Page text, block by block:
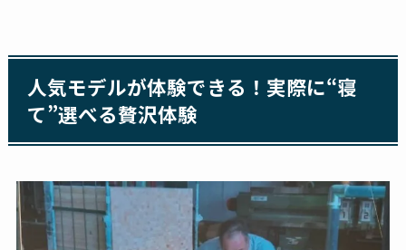
人気モデルが体験できる！実際に“寝
て”選べる贅沢体験